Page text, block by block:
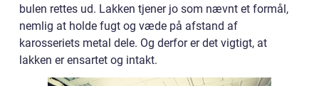
bulen rettes ud. Lakken tjener jo som nævnt et formål,
nemlig at holde fugt og væde på afstand af
karosseriets metal dele. Og derfor er det vigtigt, at
lakken er ensartet og intakt.